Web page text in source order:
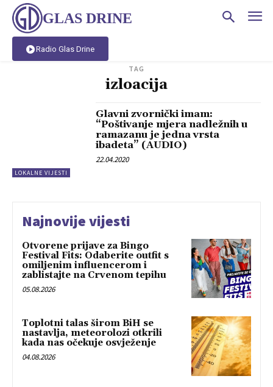
GLAS DRINE
Radio Glas Drine
TAG
izloacija
LOKALNE VIJESTI
Glavni zvornički imam:
“Poštivanje mjera nadležnih u
ramazanu je jedna vrsta
ibadeta” (AUDIO)
22.04.2020
Najnovije vijesti
Otvorene prijave za Bingo
Festival Fits: Odaberite outfit s
omiljenim influencerom i
zablistajte na Crvenom tepihu
05.08.2026
Toplotni talas širom BiH se
nastavlja, meteorolozi otkrili
kada nas očekuje osvježenje
04.08.2026